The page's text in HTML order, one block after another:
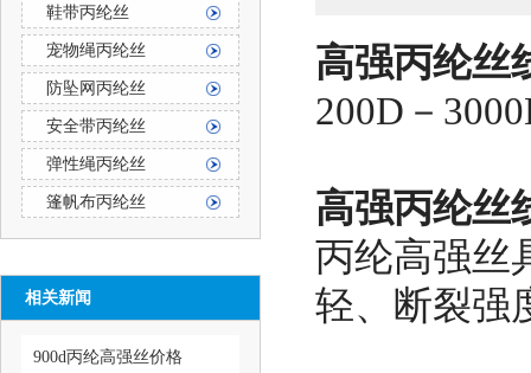
鞋带丙纶丝
宠物绳丙纶丝
防坠网丙纶丝
安全带丙纶丝
弹性绳丙纶丝
篷帆布丙纶丝
相关新闻
900d丙纶高强丝价格
高强丙纶丝
200D－
高强丙纶丝
丙纶高强丝
轻、断裂强